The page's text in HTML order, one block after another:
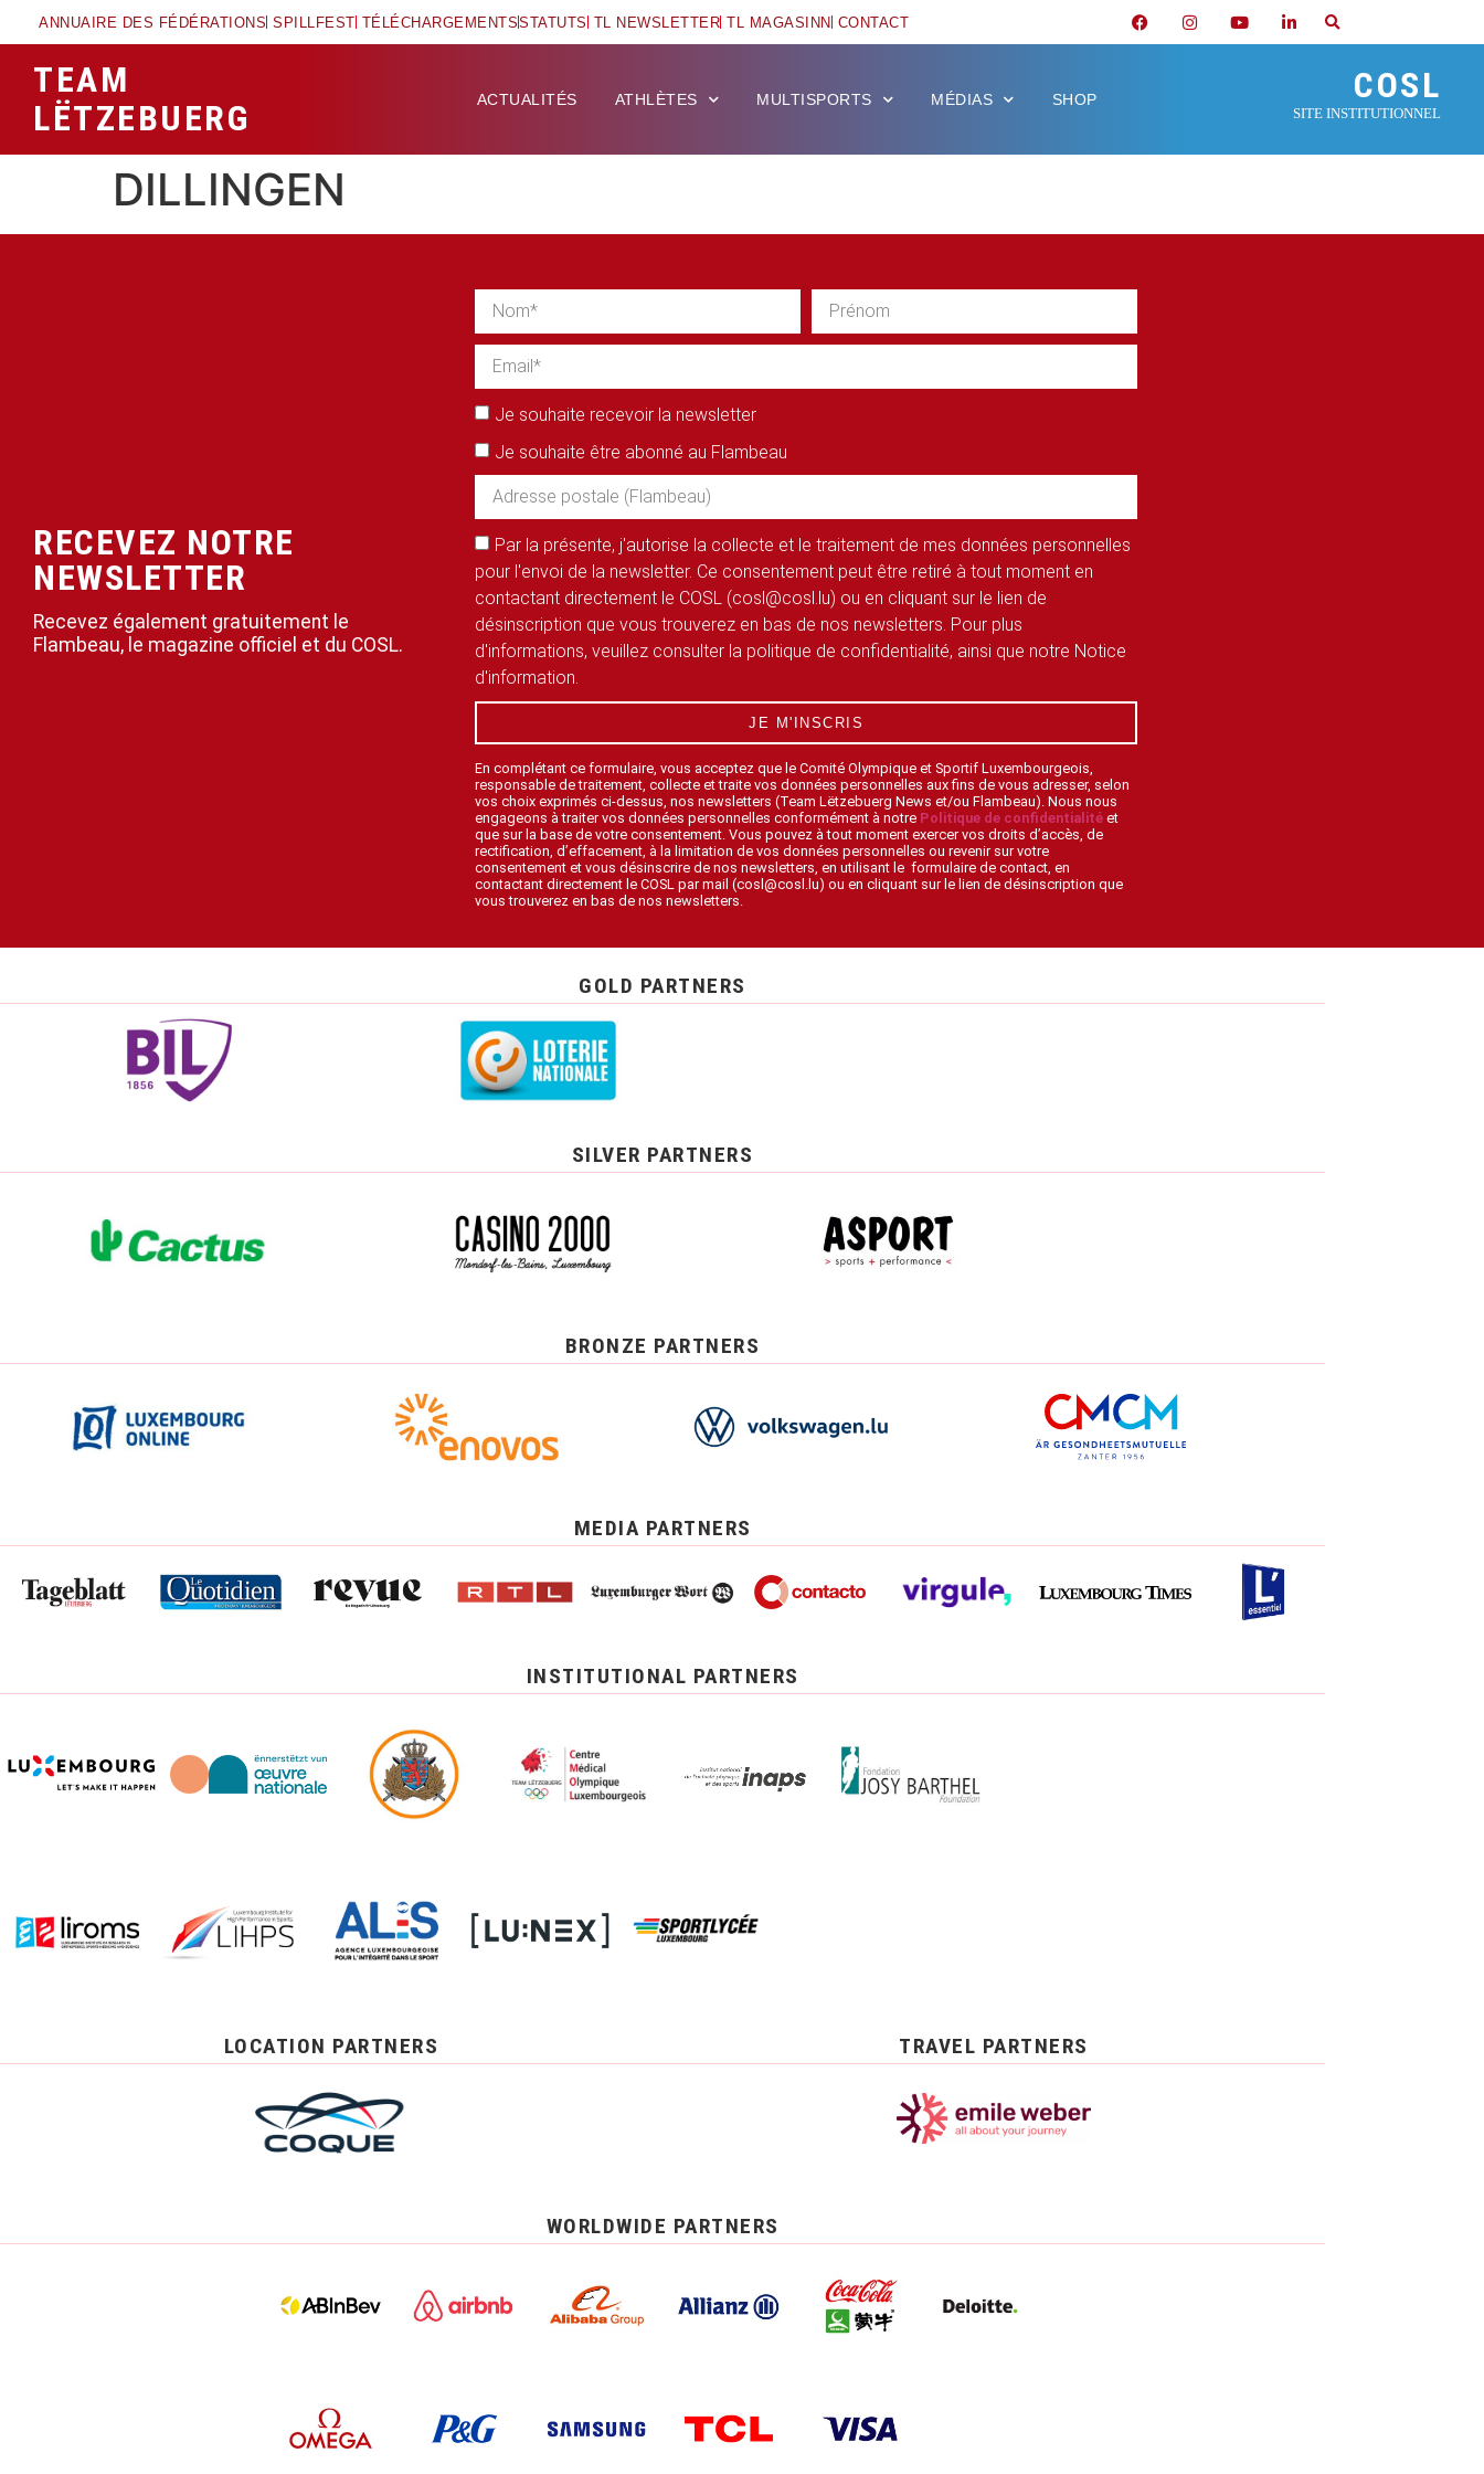
ANNUAIRE DES FÉDÉRATIONS SPILLFEST TÉLÉCHARGEMENTSSTATUTS TL NEWSLETTER TL MAGASINN CONTACT
TEAM
LËTZEBUERG
ACTUALITÉS ATHLÈTES MULTISPORTS MÉDIAS SHOP COSL
SITE INSTITUTIONNEL
DILLINGEN
RECEVEZ NOTRE
NEWSLETTER
Recevez également gratuitement le
Flambeau, le magazine officiel et du COSL.
Je souhaite recevoir la newsletter
Je souhaite être abonné au Flambeau
Par la présente, j'autorise la collecte et le traitement de mes données personnelles
pour l'envoi de la newsletter. Ce consentement peut être retiré à tout moment en
contactant directement le COSL (cosl@cosl.lu) ou en cliquant sur le lien de
désinscription que vous trouverez en bas de nos newsletters. Pour plus
d'informations, veuillez consulter la politique de confidentialité, ainsi que notre Notice
d'information.
JE M'INSCRIS
En complétant ce formulaire, vous acceptez que le Comité Olympique et Sportif Luxembourgeois,
responsable de traitement, collecte et traite vos données personnelles aux fins de vous adresser, selon
vos choix exprimés ci-dessus, nos newsletters (Team Lëtzebuerg News et/ou Flambeau). Nous nous
engageons à traiter vos données personnelles conformément à notre Politique de confidentialité et
que sur la base de votre consentement. Vous pouvez à tout moment exercer vos droits d’accès, de
rectification, d’effacement, à la limitation de vos données personnelles ou revenir sur votre
consentement et vous désinscrire de nos newsletters, en utilisant le formulaire de contact, en
contactant directement le COSL par mail (cosl@cosl.lu) ou en cliquant sur le lien de désinscription que
vous trouverez en bas de nos newsletters.
GOLD PARTNERS
SILVER PARTNERS
BRONZE PARTNERS
MEDIA PARTNERS
INSTITUTIONAL PARTNERS
LOCATION PARTNERS TRAVEL PARTNERS
WORLDWIDE PARTNERS